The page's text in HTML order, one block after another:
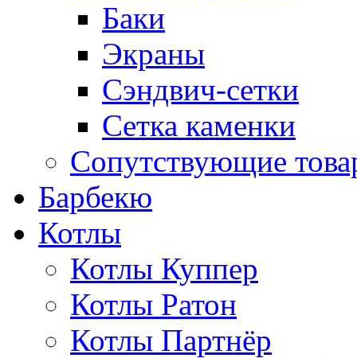
Баки
Экраны
Сэндвич-сетки
Сетка каменки
Сопутствующие
Барбекю
Котлы
Котлы Куппер
Котлы Ратон
Котлы Партнёр